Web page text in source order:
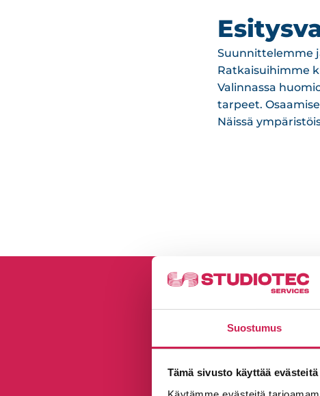
Suostumus
Tämä sivusto käyttää evästeitä
Suunnittelemme
Ratkaisuihimme
Valinnassa
tarpeet.
Näissä